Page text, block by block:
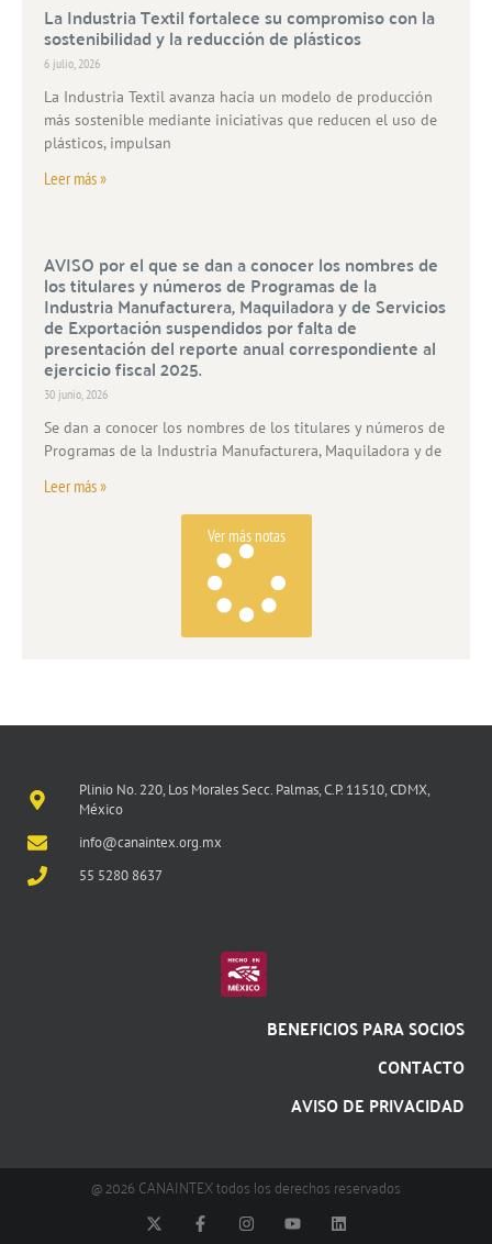
La Industria Textil fortalece su compromiso con la
sostenibilidad y la reducción de plásticos
6 julio, 2026
La Industria Textil avanza hacia un modelo de producción
más sostenible mediante iniciativas que reducen el uso de
plásticos, impulsan
Leer más »
AVISO por el que se dan a conocer los nombres de
los titulares y números de Programas de la
Industria Manufacturera, Maquiladora y de Servicios
de Exportación suspendidos por falta de
presentación del reporte anual correspondiente al
ejercicio fiscal 2025.
30 junio, 2026
Se dan a conocer los nombres de los titulares y números de
Programas de la Industria Manufacturera, Maquiladora y de
Leer más »
Ver más notas
Plinio No. 220, Los Morales Secc. Palmas, C.P. 11510, CDMX,
México
info@canaintex.org.mx
55 5280 8637
BENEFICIOS PARA SOCIOS
CONTACTO
AVISO DE PRIVACIDAD
@ 2026 CANAINTEX todos los derechos reservados